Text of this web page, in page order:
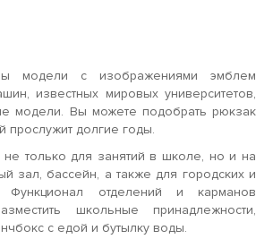
модели с изображениями эмблем
известных мировых университетов,
модели. Вы можете подобрать рюкзак
прослужит долгие годы.
только для занятий в школе, но и на
зал, бассейн, а также для городских и
Функционал отделений и карманов
школьные принадлежности,
с едой и бутылку воды.